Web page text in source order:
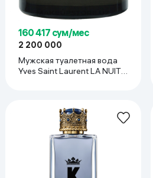
160 417 сум/мес
2 200 000
Мужская туалетная вода
Yves Saint Laurent LA NUIT